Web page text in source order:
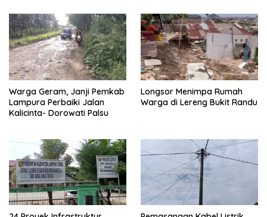
Warga Geram, Janji Pemkab
Lampura Perbaiki Jalan
Kalicinta- Dorowati Palsu
Longsor Menimpa Rumah
Warga di Lereng Bukit Randu